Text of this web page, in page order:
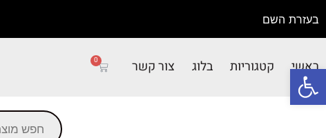
פתח סרגל נגישות
בעזרת השם
ראשי קטגוריות בלוג צור קשר 0